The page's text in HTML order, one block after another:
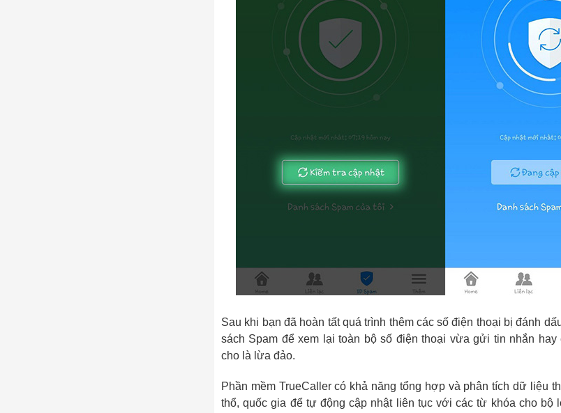
Sau khi bạn đã hoàn tất quá trình thêm các số điện thoại bị đánh
sách Spam để xem lại toàn bộ số điện thoại vừa gửi tin nhắn hay
cho là lừa đảo.
Phần mềm TrueCaller có khả năng tổng hợp và phân tích dữ liệu
thổ, quốc gia để tự động cập nhật liên tục với các từ khóa cho bộ